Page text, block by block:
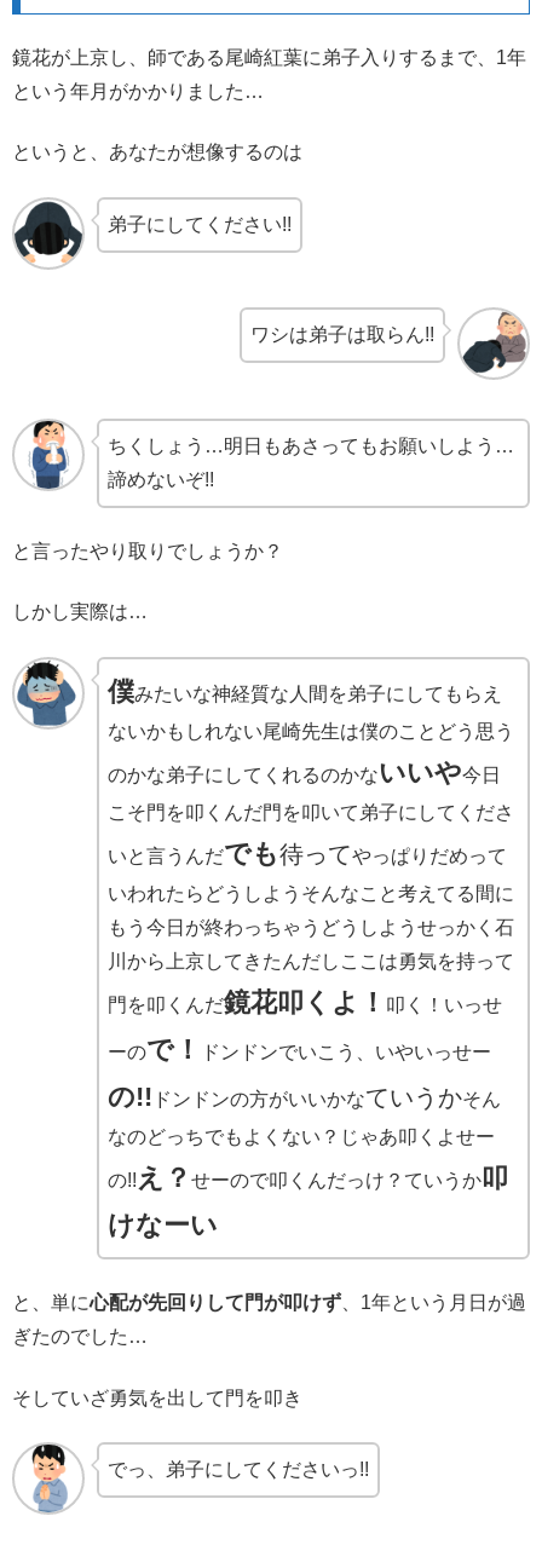
鏡花が上京し、師である尾崎紅葉に弟子入りするまで、1年
という年月がかかりました…
というと、あなたが想像するのは
弟子にしてください!!
ワシは弟子は取らん!!
ちくしょう…明日もあさってもお願いしよう…
諦めないぞ!!
と言ったやり取りでしょうか？
しかし実際は…
僕みたいな神経質な人間を弟子にしてもらえ
ないかもしれない尾崎先生は僕のことどう思う
のかな弟子にしてくれるのかないいや今日
こそ門を叩くんだ門を叩いて弟子にしてくださ
いと言うんだでも待ってやっぱりだめって
いわれたらどうしようそんなこと考えてる間に
もう今日が終わっちゃうどうしようせっかく石
川から上京してきたんだしここは勇気を持って
門を叩くんだ鏡花叩くよ！ 叩く！いっせ
ーので！ ドンドンでいこう、いやいっせー
の!! ドンドンの方がいいかなていうかそん
なのどっちでもよくない？じゃあ叩くよせー
の!! え？ せーので叩くんだっけ？ていうか叩
けなーい
と、単に心配が先回りして門が叩けず 、1年という月日が過
ぎたのでした…
そしていざ勇気を出して門を叩き
でっ、弟子にしてくださいっ!!